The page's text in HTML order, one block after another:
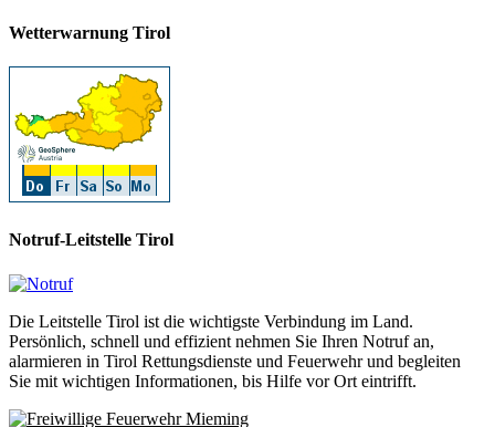
Wetterwarnung Tirol
Notruf-Leitstelle Tirol
Die Leitstelle Tirol ist die wichtigste Verbindung im Land.
Persönlich, schnell und effizient nehmen Sie Ihren Notruf an,
alarmieren in Tirol Rettungsdienste und Feuerwehr und begleiten
Sie mit wichtigen Informationen, bis Hilfe vor Ort eintrifft.